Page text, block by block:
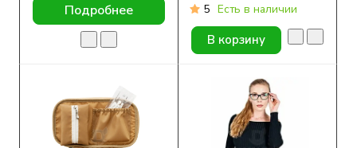
Подробнее 5 Есть в наличии
В корзину